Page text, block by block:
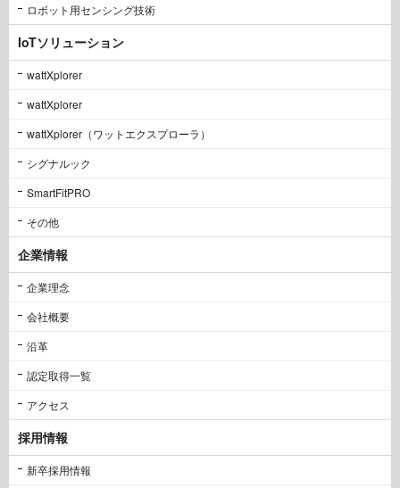
ロボット用センシング技術
IoTソリューション
wattXplorer
wattXplorer
wattXplorer（ワットエクスプローラ）
シグナルック
SmartFitPRO
その他
企業情報
企業理念
会社概要
沿革
認定取得一覧
アクセス
採用情報
新卒採用情報